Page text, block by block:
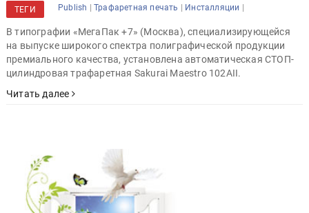
ТЕГИ Publish |Трафаретная печать | Инсталляции |
В типографии «МегаПак +7» (Москва), специализирующейся
на выпуске широкого спектра полиграфической продукции
премиального качества, установлена автоматическая СТОП-
цилиндровая трафаретная Sakurai Maestro 102AII.
Читать далее